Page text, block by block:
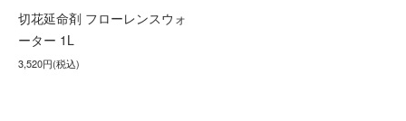
切花延命剤 フローレンスウォ
ーター 1L
3,520円(税込)